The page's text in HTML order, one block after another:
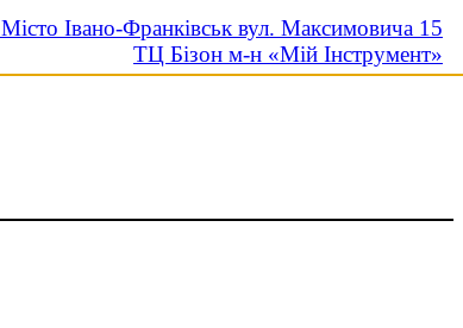
Місто Івано-Франківськ вул. Максимовича 15
ТЦ Бізон м-н «Мій Інструмент»